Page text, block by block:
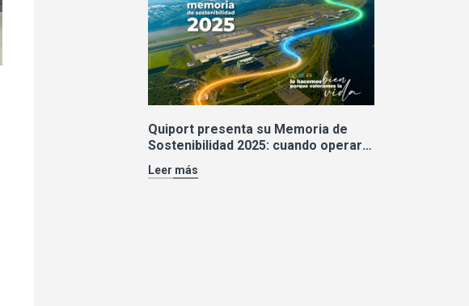
Quiport presenta su Memoria de
Sostenibilidad 2025: cuando operar
Leer más